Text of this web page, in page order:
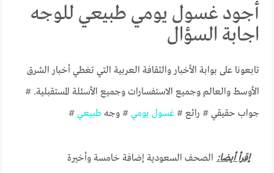
أجود غسول يومي طبيعي للوجه
اجابة السؤال
تابعونا على بوابة الأخبار والثقافة العربية التي تغطي أخبار الشرق
الأوسط والعالم وجميع الاستفسارات وجميع الأسئلة المستقبلية. #
جواب حقيقي # رائع #غسول يومي # وجهطبيعي #
إقرأ أيضا: الصحف السعودية إضافة خامسة وأخيرة